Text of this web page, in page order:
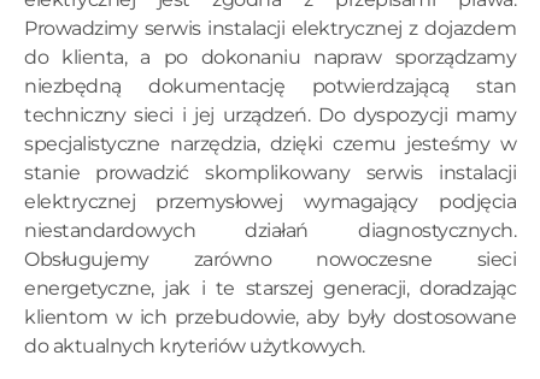
Prowadzimy serwis instalacji elektrycznej z dojazdem
do klienta, a po dokonaniu napraw sporządzamy
niezbędną dokumentację potwierdzającą stan
techniczny sieci i jej urządzeń. Do dyspozycji mamy
specjalistyczne narzędzia, dzięki czemu jesteśmy w
stanie prowadzić skomplikowany serwis instalacji
elektrycznej przemysłowej wymagający podjęcia
niestandardowych działań diagnostycznych.
Obsługujemy zarówno nowoczesne sieci
energetyczne, jak i te starszej generacji, doradzając
klientom w ich przebudowie, aby były dostosowane
do aktualnych kryteriów użytkowych.